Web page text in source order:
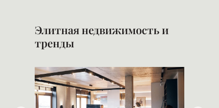
Элитная недвижимость и
тренды